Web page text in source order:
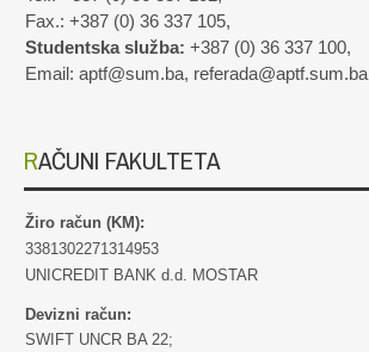
Fax.: +387 (0) 36 337 105,
Studentska služba: +387 (0) 36 337 100,
Email: aptf@sum.ba, referada@aptf.sum.ba
RAČUNI FAKULTETA
Žiro račun (KM):
3381302271314953
UNICREDIT BANK d.d. MOSTAR
Devizni račun:
SWIFT UNCR BA 22;